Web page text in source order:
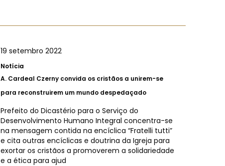
19 setembro 2022
Notícia
A. Cardeal Czerny convida os cristãos a unirem-se
para reconstruirem um mundo despedaçado
Prefeito do Dicastério para o Serviço do
Desenvolvimento Humano Integral concentra-se
na mensagem contida na encíclica “Fratelli tutti”
e cita outras encíclicas e doutrina da Igreja para
exortar os cristãos a promoverem a solidariedade
e a ética para ajud